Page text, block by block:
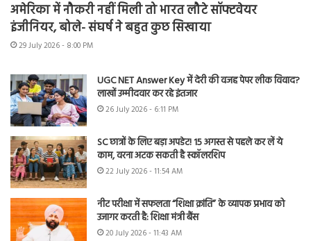
अमेरिका में नौकरी नहीं मिली तो भारत लौटे सॉफ्टवेयर
इंजीनियर, बोले- संघर्ष ने बहुत कुछ सिखाया
29 July 2026 - 8:00 PM
UGC NET Answer Key में देरी की वजह पेपर लीक विवाद?
लाखों उम्मीदवार कर रहे इंतजार
26 July 2026 - 6:11 PM
SC छात्रों के लिए बड़ा अपडेट! 15 अगस्त से पहले कर लें ये
काम, वरना अटक सकती है स्कॉलरशिप
22 July 2026 - 11:54 AM
नीट परीक्षा में सफलता “शिक्षा क्रांति” के व्यापक प्रभाव को
उजागर करती है: शिक्षा मंत्री बैंस
20 July 2026 - 11:43 AM